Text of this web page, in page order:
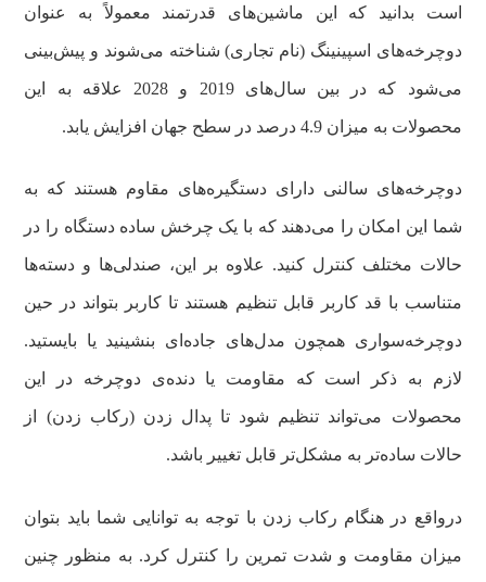
است بدانید که این ماشین‌های قدرتمند معمولاً به عنوان
دوچرخه‌های اسپینینگ (نام تجاری) شناخته می‌شوند و پیش‌بینی
می‌شود که در بین سال‌های 2019 و 2028 علاقه به این
محصولات به میزان 4.9 درصد در سطح جهان افزایش یابد.
دوچرخه‌های سالنی دارای دستگیره‌های مقاوم هستند که به
شما این امکان را می‌دهند که با یک چرخش ساده دستگاه را در
حالات مختلف کنترل کنید. علاوه بر این، صندلی‌ها و دسته‌ها
متناسب با قد کاربر قابل تنظیم هستند تا کاربر بتواند در حین
دوچرخه‌سواری همچون مدل‌های جاده‌ای بنشینید یا بایستید.
لازم به ذکر است که مقاومت یا دنده‌ی دوچرخه در این
محصولات می‌تواند تنظیم شود تا پدال زدن (رکاب زدن) از
حالات ساده‌تر به مشکل‌تر قابل تغییر باشد.
درواقع در هنگام رکاب زدن با توجه به توانایی شما باید بتوان
میزان مقاومت و شدت تمرین را کنترل کرد. به منظور چنین